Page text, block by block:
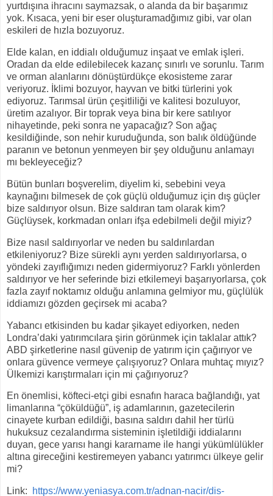
yurtdışına ihracını saymazsak, o alanda da bir başarımız
yok. Kısaca, yeni bir eser oluşturamadğımız gibi, var olan
eskileri de hızla bozuyoruz.
Elde kalan, en iddialı olduğumuz inşaat ve emlak işleri.
Oradan da elde edilebilecek kazanç sınırlı ve sorunlu. Tarım
ve orman alanlarını dönüştürdükçe ekosisteme zarar
veriyoruz. İklimi bozuyor, hayvan ve bitki türlerini yok
ediyoruz. Tarımsal ürün çeşitliliği ve kalitesi bozuluyor,
üretim azalıyor. Bir toprak veya bina bir kere satılıyor
nihayetinde, peki sonra ne yapacağız? Son ağaç
kesildiğinde, son nehir kuruduğunda, son balık öldüğünde
paranın ve betonun yenmeyen bir şey olduğunu anlamayı
mı bekleyeceğiz?
Bütün bunları boşverelim, diyelim ki, sebebini veya
kaynağını bilmesek de çok güçlü olduğumuz için dış güçler
bize saldırıyor olsun. Bize saldıran tam olarak kim?
Güçlüysek, korkmadan onları ifşa edebilmeli değil miyiz?
Bize nasıl saldırıyorlar ve neden bu saldırılardan
etkileniyoruz? Bize sürekli aynı yerden saldırıyorlarsa, o
yöndeki zayıflığımızı neden gidermiyoruz? Farklı yönlerden
saldırıyor ve her seferinde bizi etkilemeyi başarıyorlarsa, çok
fazla zayıf noktamız olduğu anlamına gelmiyor mu, güçlülük
iddiamızı gözden geçirsek mi acaba?
Yabancı etkisinden bu kadar şikayet ediyorken, neden
Londra’daki yatırımcılara şirin görünmek için taklalar attık?
ABD şirketlerine nasıl güvenip de yatırım için çağırıyor ve
onlara güvence vermeye çalışıyoruz? Onlara muhtaç mıyız?
Ülkemizi karıştırmaları için mi çağırıyoruz?
En önemlisi, köfteci-etçi gibi esnafın haraca bağlandığı, yat
limanlarına “çöküldüğü”, iş adamlarının, gazetecilerin
cinayete kurban edildiği, basına saldırı dahil her türlü
hukuksuz cezalandırma sisteminin işletildiği iddialarını
duyan, gece yarısı hangi kararname ile hangi yükümlülükler
altına gireceğini kestiremeyen yabancı yatırımcı ülkeye gelir
mi?
Link: https://www.yeniasya.com.tr/adnan-nacir/dis-